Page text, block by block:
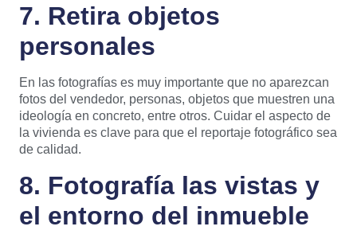
7. Retira objetos
personales
En las fotografías es muy importante que no aparezcan
fotos del vendedor, personas, objetos que muestren una
ideología en concreto, entre otros. Cuidar el aspecto de
la vivienda es clave para que el reportaje fotográfico sea
de calidad.
8. Fotografía las vistas y
el entorno del inmueble